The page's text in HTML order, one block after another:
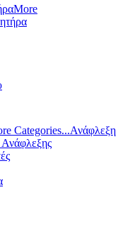
More
Categories...Ανάφλεξη